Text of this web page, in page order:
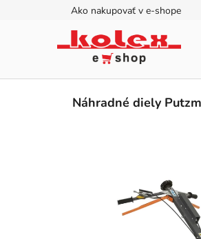
Ako nakupovať v e-shope
Náhradné diely